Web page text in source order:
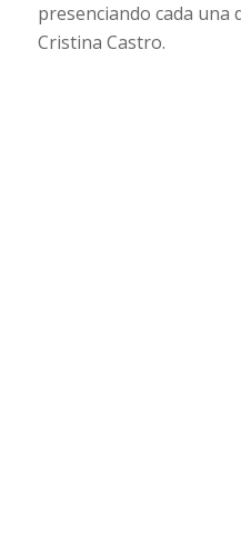
presenciando cada una
Cristina Castro.